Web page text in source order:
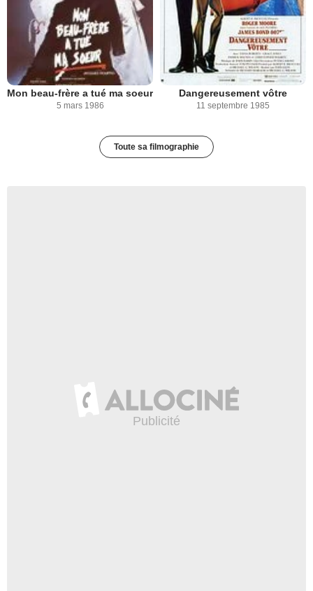
Mon beau-frère a tué ma soeur
5 mars 1986
Dangereusement vôtre
11 septembre 1985
Toute sa filmographie